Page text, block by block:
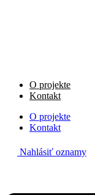
O projekte
Kontakt
O projekte
Kontakt
Nahlásiť oznamy